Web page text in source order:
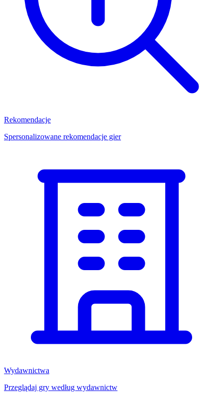
Rekomendacje
Spersonalizowane rekomendacje gier
Wydawnictwa
Przeglądaj gry według wydawnictw